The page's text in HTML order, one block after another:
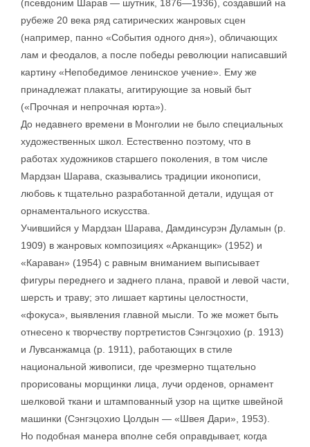
(псевдоним Шарав — шутник, 1876—1936), создавший на
рубеже 20 века ряд сатирических жанровых сцен
(например, панно «События одного дня»), обличающих
лам и феодалов, а после победы революции написавший
картину «Непобедимое ленинское учение». Ему же
принадлежат плакаты, агитирующие за новый быт
(«Прочная и непрочная юрта»).
До недавнего времени в Монголии не было специальных
художественных школ. Естественно поэтому, что в
работах художников старшего поколения, в том числе
Мардзан Шарава, сказывались традиции иконописи,
любовь к тщательно разработанной детали, идущая от
орнаментального искусства.
Учившийся у Мардзан Шарава, Дамдинсурэн Дуламын (р.
1909) в жанровых композициях «Арканщик» (1952) и
«Караван» (1954) с равным вниманием выписывает
фигуры переднего и заднего плана, правой и левой части,
шерсть и траву; это лишает картины целостности,
«фокуса», выявления главной мысли. То же может быть
отнесено к творчеству портретистов Сэнгэцохио (р. 1913)
и Лувсанжамца (р. 1911), работающих в стиле
национальной живописи, где чрезмерно тщательно
прорисованы морщинки лица, лучи орденов, орнамент
шелковой ткани и штампованный узор на щитке швейной
машинки (Сэнгэцохио Цолдын — «Швея Дари», 1953).
Но подобная манера вполне себя оправдывает, когда